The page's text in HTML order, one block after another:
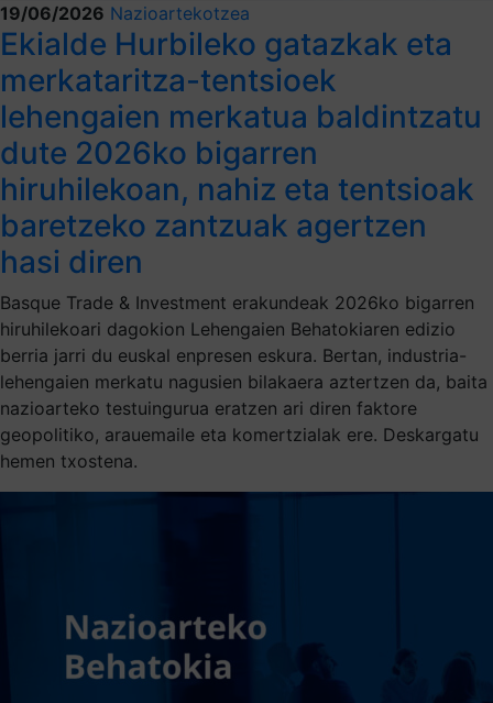
19/06/2026 Nazioartekotzea
Ekialde Hurbileko gatazkak eta
merkataritza-tentsioek
lehengaien merkatua baldintzatu
dute 2026ko bigarren
hiruhilekoan, nahiz eta tentsioak
baretzeko zantzuak agertzen
hasi diren
Basque Trade & Investment erakundeak 2026ko bigarren
hiruhilekoari dagokion Lehengaien Behatokiaren edizio
berria jarri du euskal enpresen eskura. Bertan, industria-
lehengaien merkatu nagusien bilakaera aztertzen da, baita
nazioarteko testuingurua eratzen ari diren faktore
geopolitiko, arauemaile eta komertzialak ere. Deskargatu
hemen txostena.